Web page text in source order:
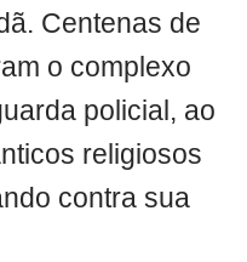
Centenas de
o complexo
policial, ao
religiosos
contra sua